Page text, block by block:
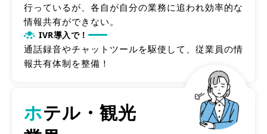
行っているが、各自が自分の業務に追われ効率的な
情報共有ができない。
IVR導入で！
通話録音やチャットツールを駆使して、従業員の情
報共有体制を整備！
ホテル・観光